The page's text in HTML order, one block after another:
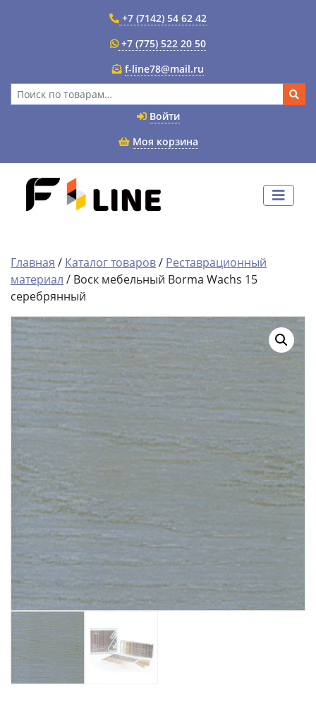
+7 (7142) 54 62 42
+7 (775) 522 20 50
f-line78@mail.ru
Искать:
Войти
Моя корзина
Главная / Каталог товаров/ Реставрационный
материал / Воск мебельный Borma Wachs 15
серебрянный